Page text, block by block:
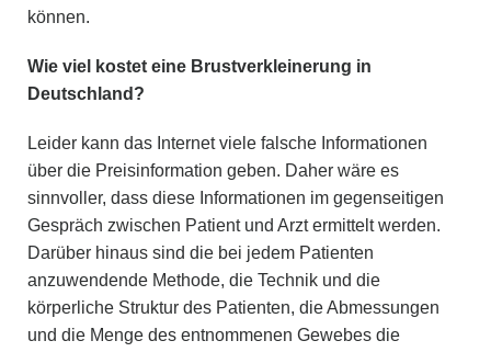
können.
Wie viel kostet eine Brustverkleinerung in
Deutschland?
Leider kann das Internet viele falsche Informationen
über die Preisinformation geben. Daher wäre es
sinnvoller, dass diese Informationen im gegenseitigen
Gespräch zwischen Patient und Arzt ermittelt werden.
Darüber hinaus sind die bei jedem Patienten
anzuwendende Methode, die Technik und die
körperliche Struktur des Patienten, die Abmessungen
und die Menge des entnommenen Gewebes die